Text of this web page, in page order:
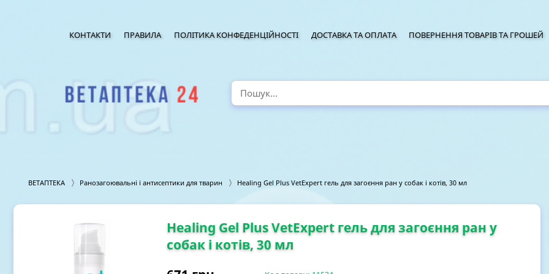
КОНТАКТИ ПРАВИЛА ПОЛІТИКА КОНФЕДЕНЦІЙНОСТІ ДОСТАВКА ТА ОПЛАТА ПОВЕРНЕННЯ ТОВАРІВ ТА ГРОШЕЙ
ВЕТАПТЕКА Ранозагоювальні і антисептики для тварин Healing Gel Plus VetExpert гель для загоєння ран у собак і котів, 30 мл
Healing Gel Plus VetExpert гель для загоєння ран у
собак і котів, 30 мл